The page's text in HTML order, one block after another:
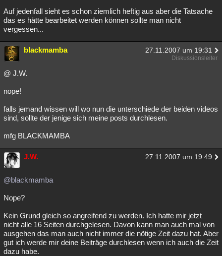
Auf jedenfall sieht es schon ziemlich heftig aus aber die Tatsache
das es hätte bearbeitet werden können sollte man nicht
vergessen...
blackmamba 27.11.2007 um 19:31
Diskussionsleiter
@ J.W.
nope!
falls jemand wissen will wo nun die unterschiede der beiden videos
sind, sollte der jenige sich meine posts durchlesen.
mfg BLACKMAMBA
J.W. 27.11.2007 um 19:49
@blackmamba
Nope?
Kein Grund gleich so angreifend zu werden. Ich hatte mir jetzt
nicht alle 16 Seiten durchgelesen. Davon kann man auch mal von
ausgehen das man auch nicht immer die nötige Zeit dazu hat. Aber
gut ich werde mir deine Beiträge durchlesen wenn ich auch die Zeit
dazu habe.